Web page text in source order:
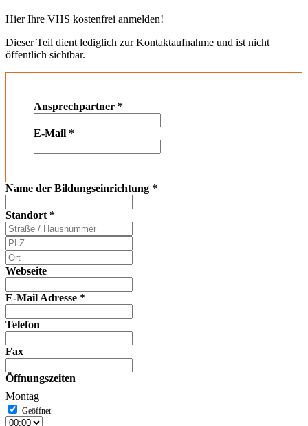
Hier Ihre VHS kostenfrei anmelden!
Dieser Teil dient lediglich zur Kontaktaufnahme und ist nicht
öffentlich sichtbar.
Ansprechpartner *
E-Mail *
Name der Bildungseinrichtung *
Standort *
Webseite
E-Mail Adresse *
Telefon
Fax
Öffnungszeiten
Montag